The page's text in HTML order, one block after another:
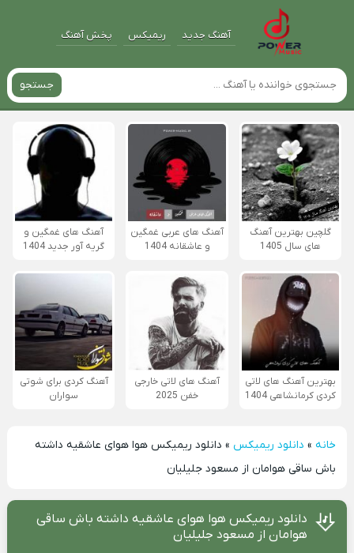
آهنگ جدید ریمیکس پخش آهنگ
جستجو
گلچین بهترین آهنگ
های سال 1405
آهنگ های عربی غمگین
و عاشقانه 1404
آهنگ های غمگین و
گریه آور جدید 1404
بهترین آهنگ های لاتی
کردی کرمانشاهی 1404
آهنگ های لاتی خارجی
خفن 2025
آهنگ کردی برای شوتی
سواران
خانه» دانلود ریمیکس» دانلود ریمیکس هوا هوای عاشقیه داشته
باش ساقی هوامان از مسعود جلیلیان
دانلود ریمیکس هوا هوای عاشقیه داشته باش ساقی
هوامان از مسعود جلیلیان